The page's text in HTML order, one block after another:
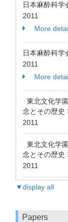
日本麻酔科
2011
More
日本麻酔科
2011
More
東北文化学
念とその歴史
2011
東北文化学
念とその歴史
2011
▼display all
Papers